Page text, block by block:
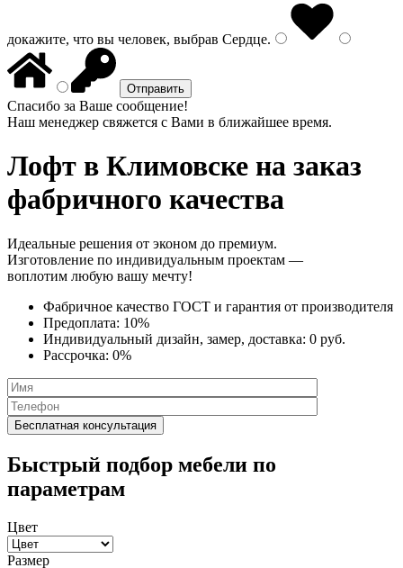
докажите, что вы человек, выбрав Сердце.
Спасибо за Ваше сообщение!
Наш менеджер свяжется с Вами в ближайшее время.
Лофт в Климовске на заказ
фабричного качества
Идеальные решения от эконом до премиум.
Изготовление по индивидуальным проектам —
воплотим любую вашу мечту!
Фабричное качество ГОСТ и гарантия от производителя
Предоплата: 10%
Индивидуальный дизайн, замер, доставка: 0 руб.
Рассрочка: 0%
Быстрый подбор мебели по
параметрам
Цвет
Размер